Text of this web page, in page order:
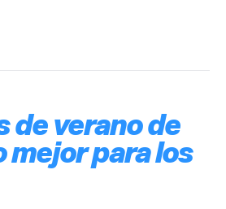
de verano de
mejor para los